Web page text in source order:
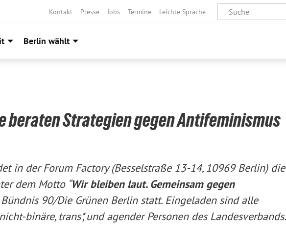
Kontakt Presse Jobs Termine Leichte Sprache
Berlin wählt
beraten Strategien gegen Antifeminismus
in der Forum Factory (Besselstraße 13-14, 10969 Berlin) die
dem Motto “Wir bleiben laut. Gemeinsam gegen
Bündnis 90/Die Grünen Berlin statt. Eingeladen sind alle
binäre, trans*, und agender Personen des Landesverbands.